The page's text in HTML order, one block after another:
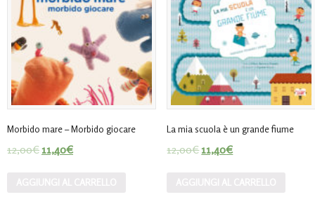
Morbido mare – Morbido giocare
12,00€11,40€
La mia scuola è un grande fiume
12,00€11,40€